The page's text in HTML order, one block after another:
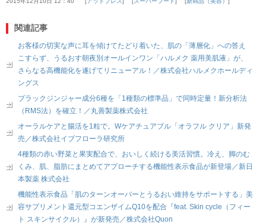
関連記事
お客様の切実な声に耳を傾けてたどり着いた、肌の「薄層化」への答え
こすらず、うるおす朝夜別オールインワン「ハルメク 薬用美肌液」が、
さらなる高機能化を遂げてリニューアル！／株式会社ハルメクホールディ
ングス
ブラックジンジャー成分6種を「1種類の標準品」で同時定量！新分析法
（RMS法）を確立！／丸善製薬株式会社
オーラルケアと腸活を1粒で。Wケアチュアブル「オラフル クリア」新発
売／株式会社イブフローラ研究所
4種類の赤い野菜と果実配合で、おいしく続ける美活習慣。冷え、脚のむ
くみ、肌、脂肪にまとめてアプローチする機能性表示食品が新登場／新日
本製薬 株式会社
機能性表示食品「肌のターンオーバーとうるおい維持をサポートする」美
容サプリメント還元型コエンザイムQ10を配合『feat. Skin cycle（フィー
ト スキンサイクル）』が新発売／株式会社Quon